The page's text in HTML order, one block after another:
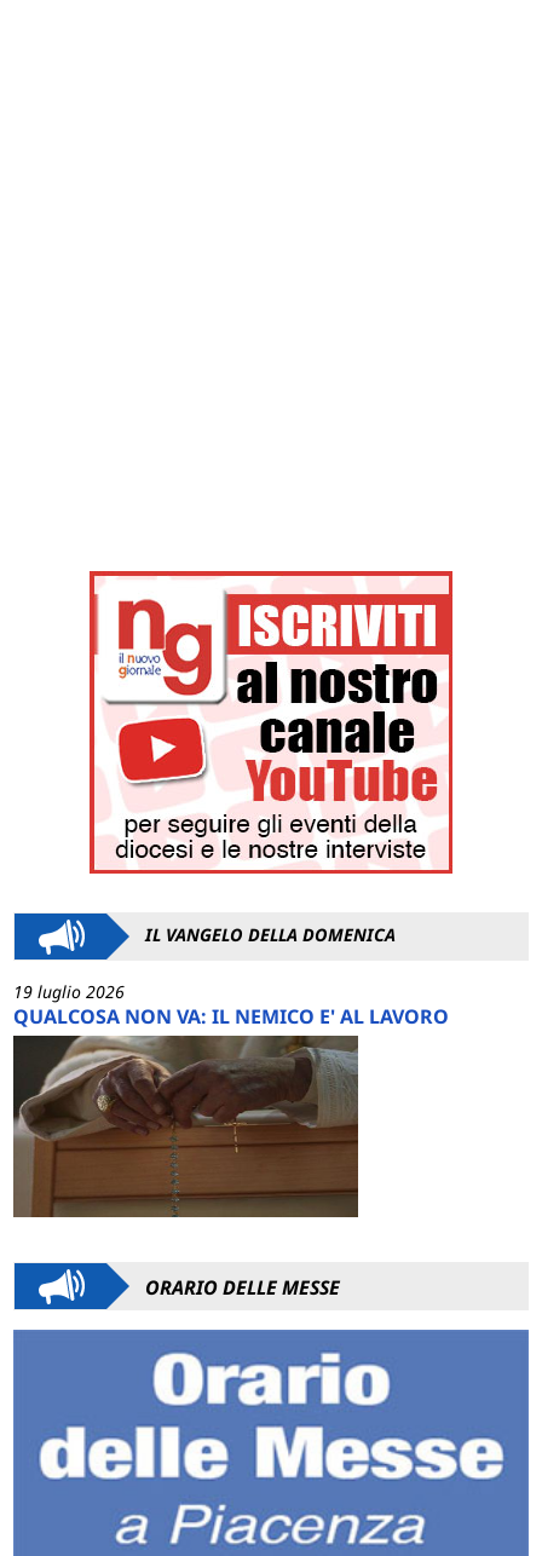
IL VANGELO DELLA DOMENICA
19 luglio 2026
QUALCOSA NON VA: IL NEMICO E' AL LAVORO
ORARIO DELLE MESSE